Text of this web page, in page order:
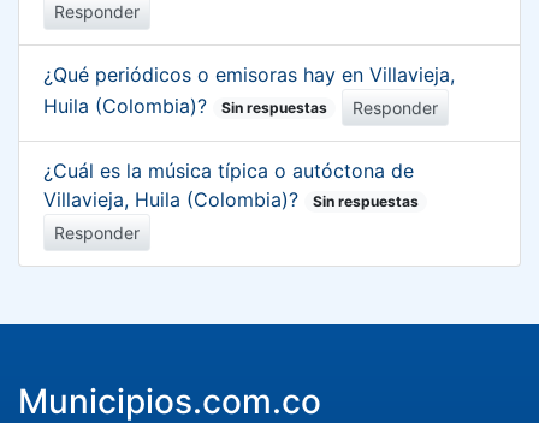
Responder
¿Qué periódicos o emisoras hay en Villavieja,
Huila (Colombia)?
Sin respuestas Responder
¿Cuál es la música típica o autóctona de
Villavieja, Huila (Colombia)?
Sin respuestas
Responder
Municipios.com.co